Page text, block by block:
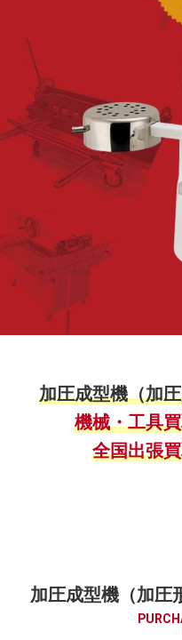
加圧成型機（加
機械・工具
全国出張
加圧成型機（加圧